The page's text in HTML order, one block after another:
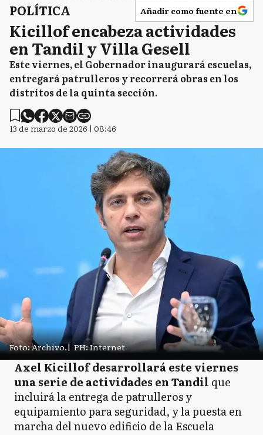
POLÍTICA Añadir como fuente en
Kicillof encabeza actividades
en Tandil y Villa Gesell
Este viernes, el Gobernador inaugurará escuelas,
entregará patrulleros y recorrerá obras en los
distritos de la quinta sección.
13 de marzo de 2026 | 08:46
Foto: Archivo.| PH: Internet
Axel Kicillof desarrollará este viernes
una serie de actividades en Tandil que
incluirá la entrega de patrulleros y
equipamiento para seguridad, y la puesta en
marcha del nuevo edificio de la Escuela